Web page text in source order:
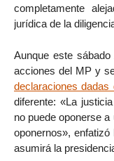
completamente
jurídica de la
Aunque este
acciones del MP y
declaraciones
diferente: «La
no puede oponerse
oponernos»,
asumirá la